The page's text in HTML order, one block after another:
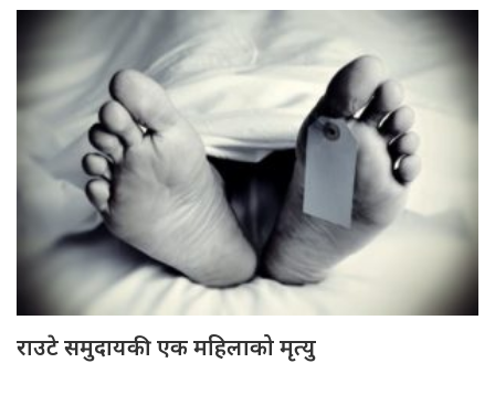
राउटे समुदायकी एक महिलाको मृत्यु